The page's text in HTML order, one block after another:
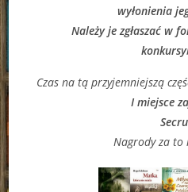
wyłonienia
Należy je zgłaszać w
Czas na tą przyjemniejszą
I miejsce
Nagrody za to